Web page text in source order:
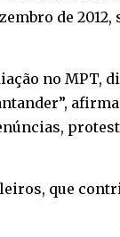
de
no MPT,
que